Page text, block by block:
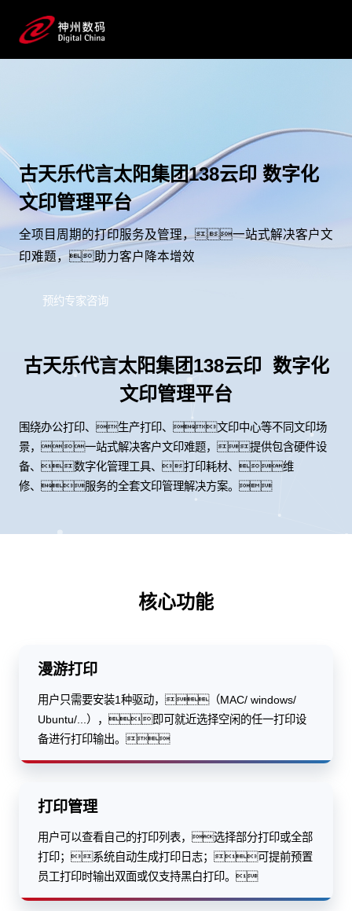
古天乐代言太阳集团138云印 数字化
文印管理平台
全项目周期的打印服务及管理，一站式解决客户文
印难题，助力客户降本增效
预约专家咨询
古天乐代言太阳集团138云印 数字化
文印管理平台
围绕办公打印、生产打印、文印中心等不同文印场
景，一站式解决客户文印难题，提供包含硬件设
备、数字化管理工具、打印耗材、维
修、服务的全套文印管理解决方案。
核心功能
漫游打印
用户只需要安装1种驱动，（MAC/ windows/
Ubuntu/...），即可就近选择空闲的任一打印设
备进行打印输出。
打印管理
用户可以查看自己的打印列表，选择部分打印或全部
打印；系统自动生成打印日志；可提前预置
员工打印时输出双面或仅支持黑白打印。